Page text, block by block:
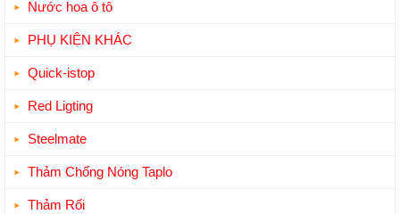
Nước hoa ô tô
PHỤ KIỆN KHÁC
Quick-istop
Red Ligting
Steelmate
Thảm Chống Nóng Taplo
Thảm Rối